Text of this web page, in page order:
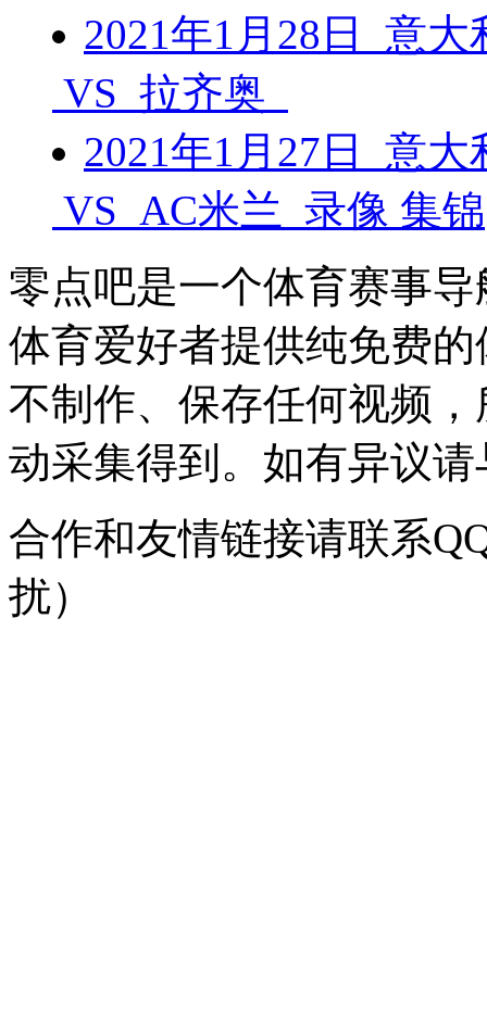
2021年1月28日 意
VS 拉齐奥
2021年1月27日 意
VS AC米兰 录像 集锦
零点吧是一个体育赛事
体育爱好者提供纯免费
不制作、保存任何视频
动采集得到。如有异议
合作和友情链接请联系
扰）